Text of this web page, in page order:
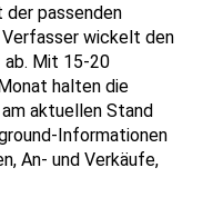
der passenden
wickelt den
ab. Mit 15-20
halten die
aktuellen Stand
Informationen
An- und Verkäufe,